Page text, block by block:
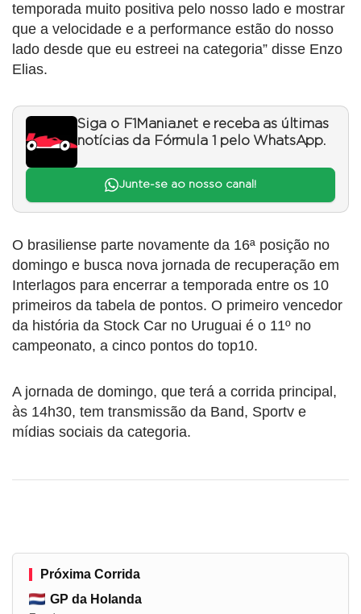
temporada muito positiva pelo nosso lado e mostrar
que a velocidade e a performance estão do nosso
lado desde que eu estreei na categoria” disse Enzo
Elias.
Siga o F1Mania.net e receba as últimas
notícias da Fórmula 1 pelo WhatsApp.
Junte-se ao nosso canal!
O brasiliense parte novamente da 16ª posição no
domingo e busca nova jornada de recuperação em
Interlagos para encerrar a temporada entre os 10
primeiros da tabela de pontos. O primeiro vencedor
da história da Stock Car no Uruguai é o 11º no
campeonato, a cinco pontos do top10.
A jornada de domingo, que terá a corrida principal,
às 14h30, tem transmissão da Band, Sportv e
mídias sociais da categoria.
Próxima Corrida
GP da Holanda